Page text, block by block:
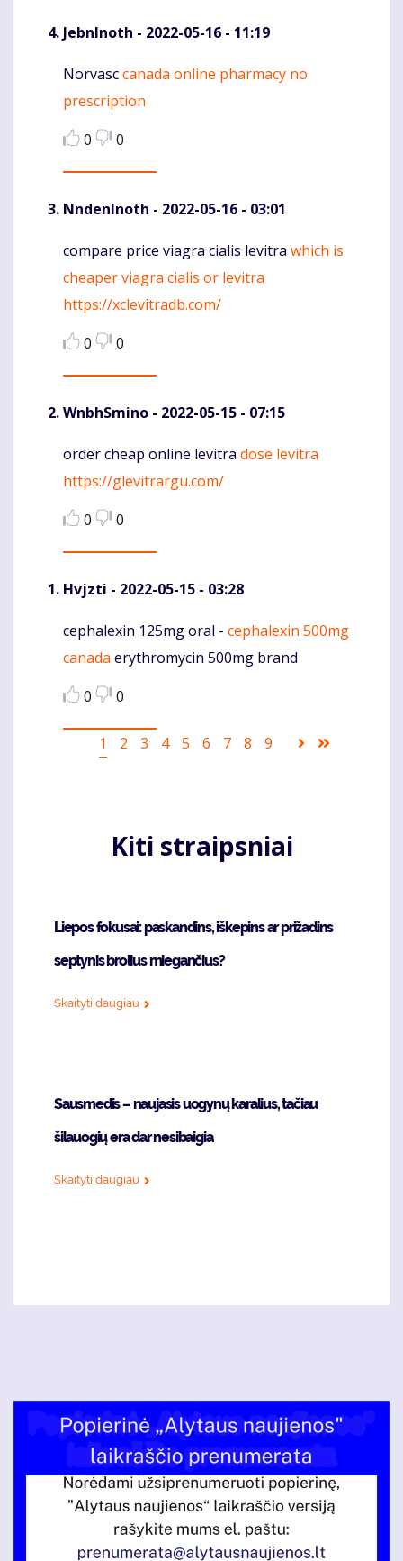
JebnInoth - 2022-05-16 - 11:19
Komentaras
Norvasccanada online pharmacy no
prescription
0
0
NndenInoth - 2022-05-16 - 03:01
Komentaras
compare price viagra cialis levitra which is
cheaper viagra cialis or levitra
https://xclevitradb.com/
0
0
WnbhSmino - 2022-05-15 - 07:15
Komentaras
order cheap online levitra dose levitra
https://glevitrargu.com/
0
0
Hvjzti - 2022-05-15 - 03:28
Komentaras
cephalexin 125mg oral - cephalexin 500mg
canada erythromycin 500mg brand
0
0
Pagination
Current
1 Puslapis
2 Puslapis
3 Puslapis
4 Puslapis
5 Puslapis
6 Puslapis
7 Puslapis
8 Puslapis
9
Sekantis
Kiti straipsniai
Liepos fokusai: paskandins, iškepins ar prižadins
septynis brolius miegančius?
Skaityti daugiau
Sausmedis – naujasis uogynų karalius, tačiau
šilauogių era dar nesibaigia
Skaityti daugiau